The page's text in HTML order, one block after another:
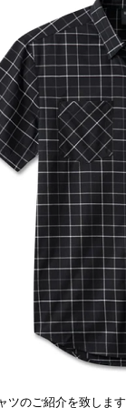
ツのご紹介を致しま